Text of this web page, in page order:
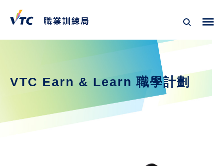
VTC Earn & Learn 職學計劃